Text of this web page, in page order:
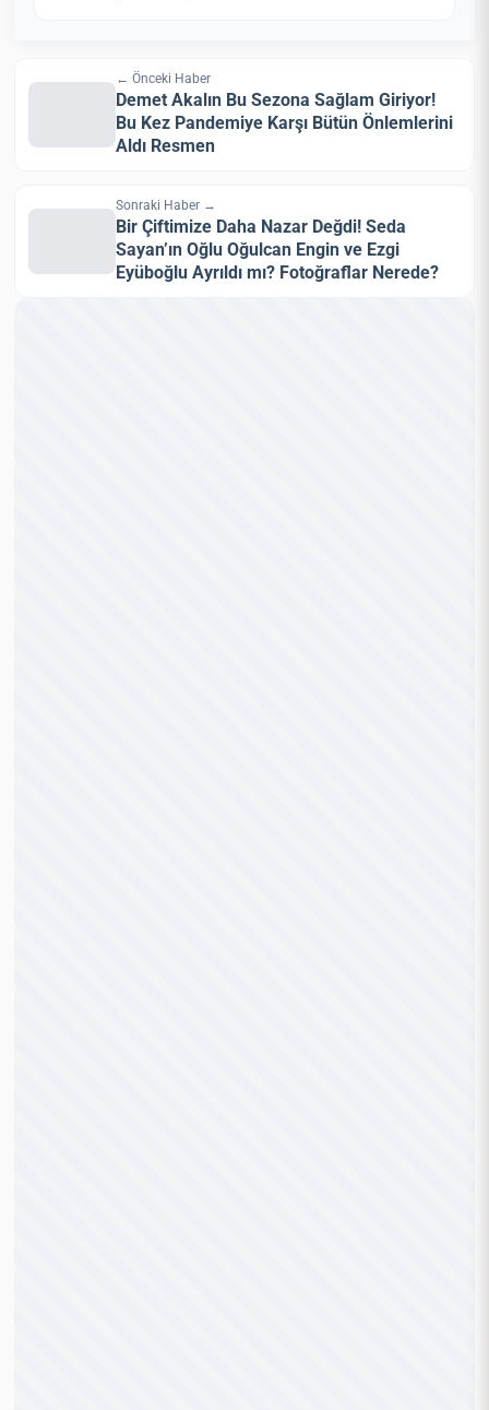
← Önceki Haber
Demet Akalın Bu Sezona Sağlam Giriyor!
Bu Kez Pandemiye Karşı Bütün Önlemlerini
Aldı Resmen
Sonraki Haber →
Bir Çiftimize Daha Nazar Değdi! Seda
Sayan’ın Oğlu Oğulcan Engin ve Ezgi
Eyüboğlu Ayrıldı mı? Fotoğraflar Nerede?